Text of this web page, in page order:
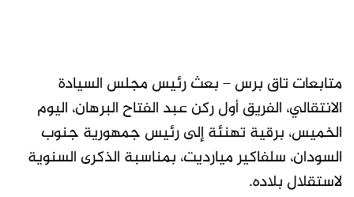
متابعات تاق برس – بعث رئيس مجلس السيادة
الانتقالي، الفريق أول ركن عبد الفتاح البرهان، اليوم
الخميس، برقية تهنئة إلى رئيس جمهورية جنوب
السودان، سلفاكير ميارديت، بمناسبة الذكرى السنوية
لاستقلال بلاده.